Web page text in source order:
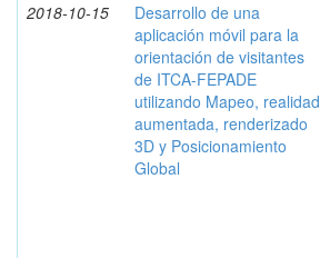
2018-10-15
Desarrollo de una
aplicación móvil para la
orientación de visitantes
de ITCA-FEPADE
utilizando Mapeo, realidad
aumentada, renderizado
3D y Posicionamiento
Global